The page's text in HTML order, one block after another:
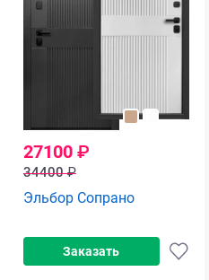
27100 ₽
34400₽
Эльбор Сопрано
Заказать